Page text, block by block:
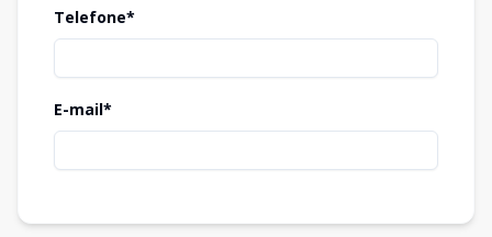
Telefone*
E-mail*